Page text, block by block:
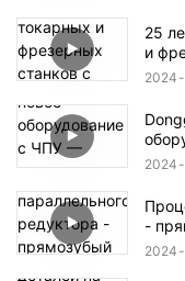
25
и
2024
2024
-
2024